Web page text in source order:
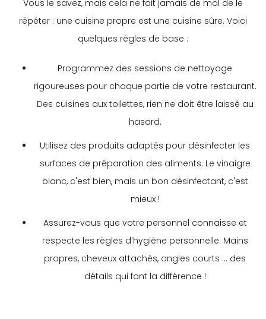
Vous le savez, mais cela ne fait jamais de mal de le
répéter : une cuisine propre est une cuisine sûre. Voici
quelques règles de base :
Programmez des sessions de nettoyage
rigoureuses pour chaque partie de votre restaurant.
Des cuisines aux toilettes, rien ne doit être laissé au
hasard.
Utilisez des produits adaptés pour désinfecter les
surfaces de préparation des aliments. Le vinaigre
blanc, c'est bien, mais un bon désinfectant, c'est
mieux !
Assurez-vous que votre personnel connaisse et
respecte les règles d’hygiène personnelle. Mains
propres, cheveux attachés, ongles courts … des
détails qui font la différence !